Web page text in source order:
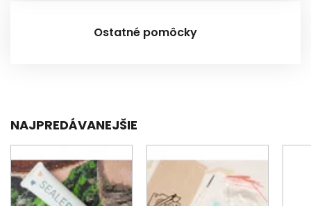
Ostatné pomôcky
NAJPREDÁVANEJŠIE